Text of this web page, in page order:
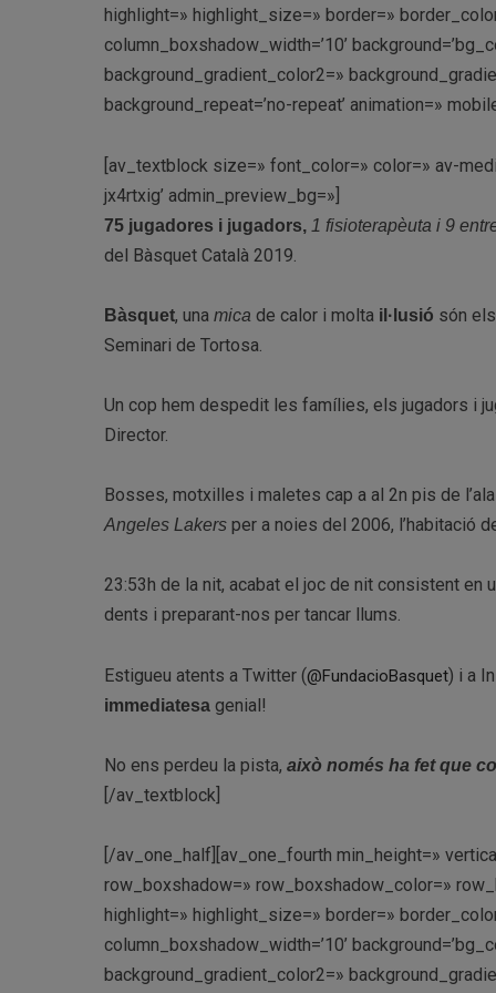
highlight=» highlight_size=» border=»
column_boxshadow_width=’10’
background_gradient_color2=»
background_repeat=’no-repeat’ animation=»
[av_textblock size=» font_color=» color=» av-
jx4rtxig’ admin_preview_bg=»]
75 jugadores i jugadors, 1 fisioterapèuta i 9
del Bàsquet Català 2019.
Bàsquet, unamica de calor i molta il·lusió són
Seminari de Tortosa.
Un cop hem despedit les famílies, els jugadors i
Director.
Bosses, motxilles i maletes cap a al 2n pis de
Angeles Lakers per a noies del 2006, l’habitació
23:53h de la nit, acabat el joc de nit consistent en
dents i preparant-nos per tancar llums.
Estigueu atents a Twitter (@FundacioBasquet) i a
immediatesa genial!
No ens perdeu la pista,això només ha fet que
[/av_textblock]
[/av_one_half][av_one_fourth min_height=»
row_boxshadow=» row_boxshadow_color=»
highlight=» highlight_size=» border=»
column_boxshadow_width=’10’
background_gradient_color2=»